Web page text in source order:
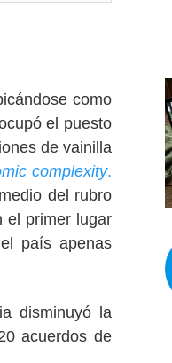
como
el puesto
de vainilla
complexity.
del rubro
el primer lugar
país apenas
disminuyó la
acuerdos de